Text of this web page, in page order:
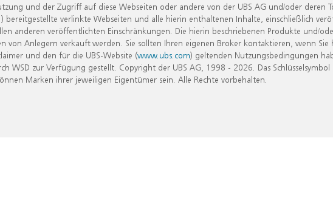
und der Zugriff auf diese Webseiten oder andere von der UBS AG und/oder deren
verlinkte Webseiten und alle hierin enthaltenen Inhalte, einschließlich
anderen veröffentlichten Einschränkungen. Die hierin beschriebenen Produkte und/
Anlegern verkauft werden. Sie sollten Ihren eigenen Broker kontaktieren, wenn Sie
und den für die UBS-Website (www.ubs.com) geltenden Nutzungsbedingungen
zur Verfügung gestellt. Copyright der UBS AG, 1998 - 2026. Das
Marken ihrer jeweiligen Eigentümer sein. Alle Rechte vorbehalten.